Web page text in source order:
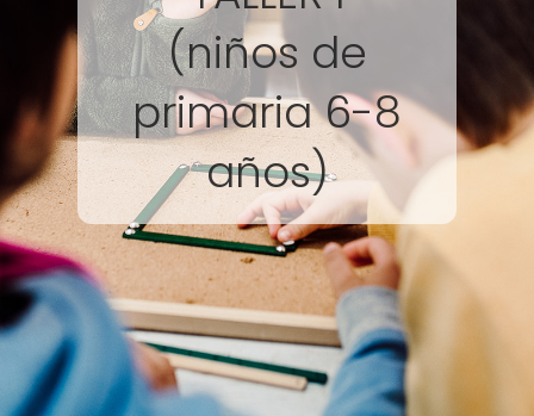
(niños de
primaria 6-8
años)